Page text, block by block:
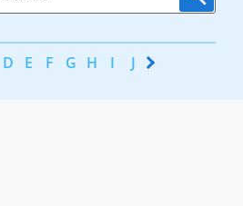
D E F G H I J K